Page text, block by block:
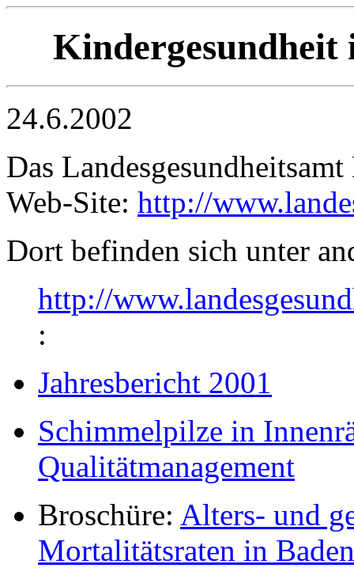
24.6.2002
Das
Web-Site: http://
Dort befinden sich unter
http://
:
Jahresbericht 2001
Schimmelpilze in
Qualitätmanagement
Broschüre: Alters- und
Mortalitätsraten in